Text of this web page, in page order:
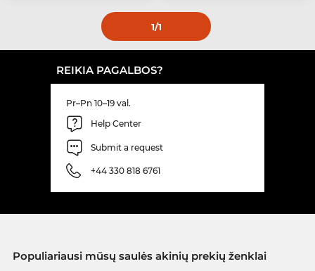
1/1
REIKIA PAGALBOS?
Pr–Pn 10–19 val.
Help Center
Submit a request
+44 330 818 6761
Populiariausi mūsų saulės akinių prekių ženklai